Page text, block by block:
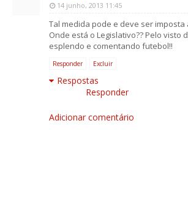
14 junho, 2013 11:45
Tal medida pode e deve ser imposta
Onde está o Legislativo?? Pelo visto
esplendo e comentando futebol!!
Responder Excluir
Respostas
Responder
Adicionar comentário